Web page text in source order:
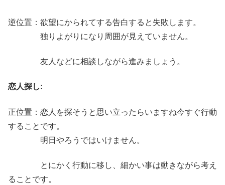
逆位置：欲望にかられてする告白すると失敗します。
独りよがりになり周囲が見えていません。
友人などに相談しながら進みましょう。
恋人探し:
正位置：恋人を探そうと思い立ったらいますね今すぐ行動
することです。
明日やろうではいけません。
とにかく行動に移し、細かい事は動きながら考え
ることです。